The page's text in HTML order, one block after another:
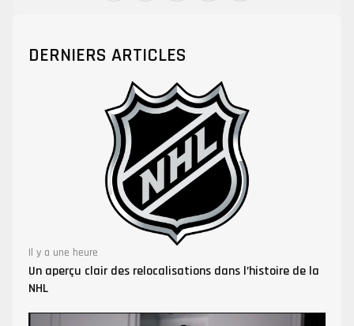
DERNIERS ARTICLES
Il y a une heure
Un aperçu clair des relocalisations dans l’histoire de la
NHL